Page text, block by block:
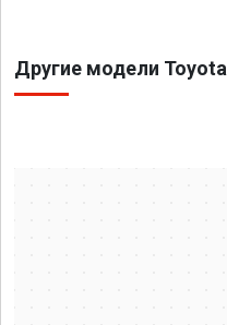
Другие модели Toyota